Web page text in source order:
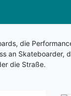
die
an Skateboarder,
die Straße.